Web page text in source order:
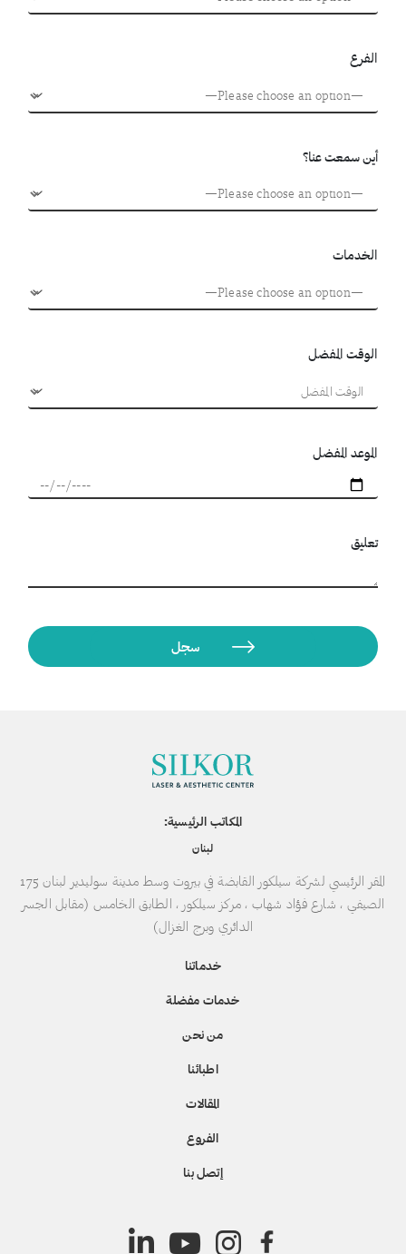
الفرع
أين سمعت عنا؟
الخدمات
الوقت المفضل
الموعد المفضل
تعليق
المكاتب الرئيسية:
لبنان
المقر الرئيسي لشركة سيلكور القابضة في بيروت وسط مدينة سوليدير لبنان 175
الصيفي ، شارع فؤاد شهاب ، مركز سيلكور ، الطابق الخامس (مقابل الجسر
الدائري وبرج الغزال)
خدماتنا
خدمات مفضلة
من نحن
اطبائنا
المقالات
الفروع
إتصل بنا